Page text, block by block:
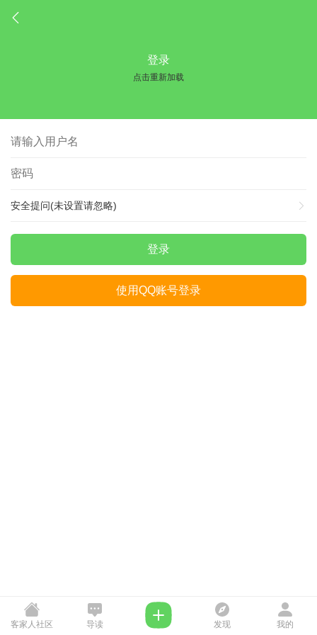
登录
点击重新加载
安全提问(未设置请忽略)
登录
使用QQ账号登录
客家人社区 导读 发现 我的